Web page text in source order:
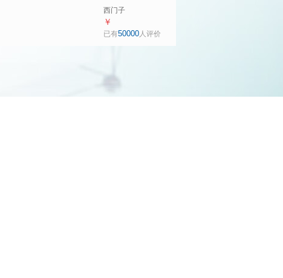
家用电冰箱
KF89CE163C国家
补贴
西门子
（SIEMENS）
【108升级款】小晶
渍 羽绒服洗
WG52H1U00W
￥
已有50000人评价